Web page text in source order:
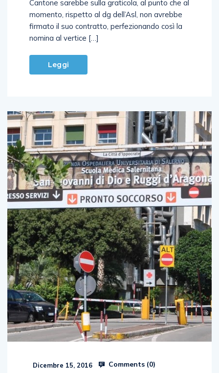
Cantone sarebbe sulla graticola, al punto che al
momento, rispetto al dg dell’Asl, non avrebbe
firmato il suo contratto, perfezionando così la
nomina al vertice […]
Leggi
Dicembre 15, 2016 Comments (0)